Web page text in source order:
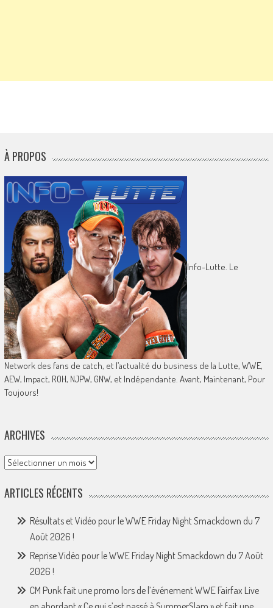
À PROPOS
Info-Lutte. Le
Network des fans de catch, et l’actualité du business de la Lutte, WWE,
AEW, Impact, ROH, NJPW, GNW, et Indépendante. Avant, Maintenant, Pour
Toujours!
ARCHIVES
Archives
ARTICLES RÉCENTS
Résultats et Vidéo pour le WWE Friday Night Smackdown du 7
Août 2026 !
Reprise Vidéo pour le WWE Friday Night Smackdown du 7 Août
2026 !
CM Punk fait une promo lors de l’événement WWE Fairfax Live